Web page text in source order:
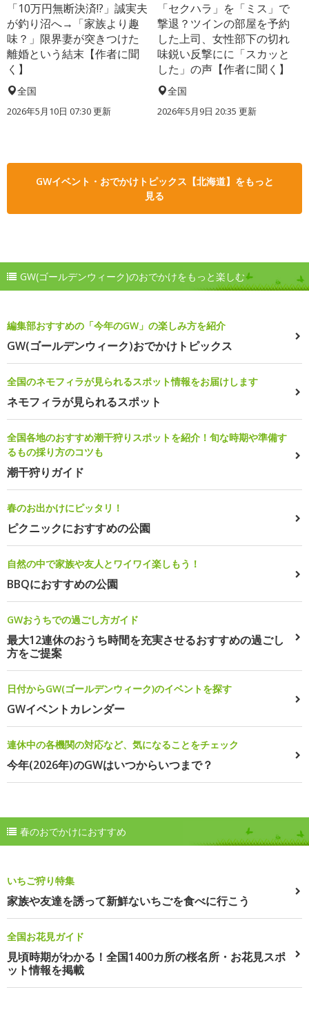
「10万円無断決済!?」誠実夫
が釣り沼へ→「家族より趣
味？」限界妻が突きつけた
離婚という結末【作者に聞
く】
全国
2026年5月10日 07:30 更新
「セクハラ」を「ミス」で
撃退？ツインの部屋を予約
した上司、女性部下の切れ
味鋭い反撃にに「スカッと
した」の声【作者に聞く】
全国
2026年5月9日 20:35 更新
GWイベント・おでかけトピックス【北海道】をもっと
見る
GW(ゴールデンウィーク)のおでかけをもっと楽しむ
編集部おすすめの「今年のGW」の楽しみ方を紹介
GW(ゴールデンウィーク)おでかけトピックス
全国のネモフィラが見られるスポット情報をお届けします
ネモフィラが見られるスポット
全国各地のおすすめ潮干狩りスポットを紹介！旬な時期や準備す
るもの採り方のコツも
潮干狩りガイド
春のお出かけにピッタリ！
ピクニックにおすすめの公園
自然の中で家族や友人とワイワイ楽しもう！
BBQにおすすめの公園
GWおうちでの過ごし方ガイド
最大12連休のおうち時間を充実させるおすすめの過ごし
方をご提案
日付からGW(ゴールデンウィーク)のイベントを探す
GWイベントカレンダー
連休中の各機関の対応など、気になることをチェック
今年(2026年)のGWはいつからいつまで？
春のおでかけにおすすめ
いちご狩り特集
家族や友達を誘って新鮮ないちごを食べに行こう
全国お花見ガイド
見頃時期がわかる！全国1400カ所の桜名所・お花見スポ
ット情報を掲載